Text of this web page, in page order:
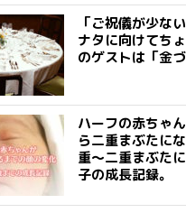
「ご祝儀が少な
ナタに向けてち
のゲストは「金
ハーフの赤ちゃ
ら二重まぶたに
重〜二重まぶた
子の成長記録。